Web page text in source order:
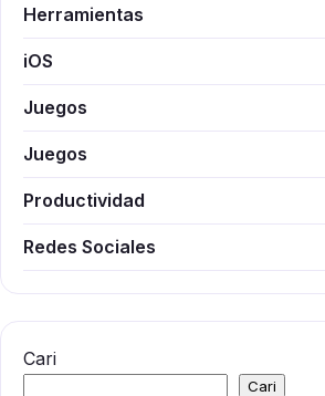
Herramientas
iOS
Juegos
Juegos
Productividad
Redes Sociales
Cari
Cari